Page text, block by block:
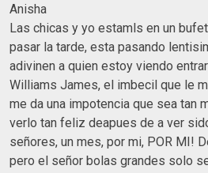
Anisha
Las chicas y yo estamls en un
pasar la tarde, esta pasando
adivinen a quien estoy viendo
Williams James, el imbecil que le
me da una impotencia que sea tan
verlo tan feliz deapues de a ver
señores, un mes, por mi, POR MI!
pero el señor bolas grandes solo